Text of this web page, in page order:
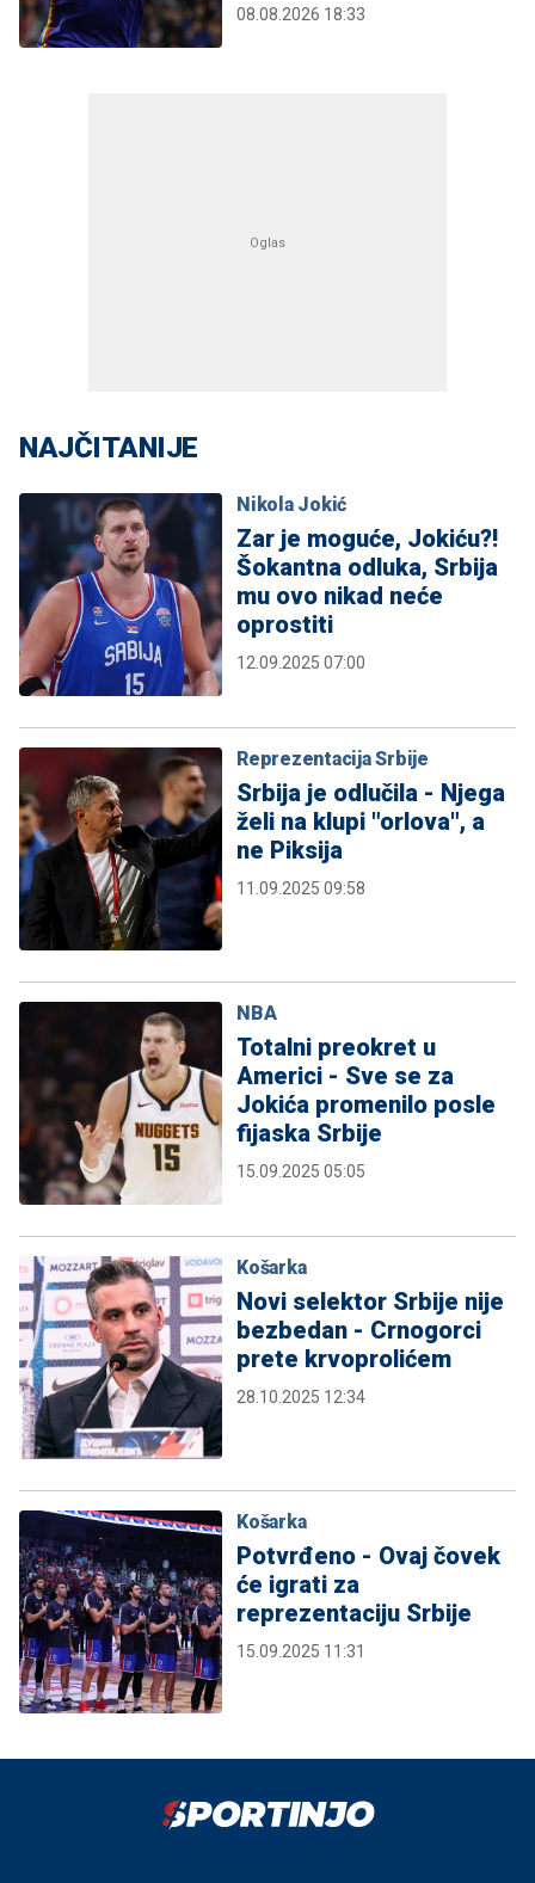
08.08.2026 18:33
NAJČITANIJE
Nikola Jokić
Zar je moguće, Jokiću?!
Šokantna odluka, Srbija
mu ovo nikad neće
oprostiti
12.09.2025 07:00
Reprezentacija Srbije
Srbija je odlučila - Njega
želi na klupi "orlova", a
ne Piksija
11.09.2025 09:58
NBA
Totalni preokret u
Americi - Sve se za
Jokića promenilo posle
fijaska Srbije
15.09.2025 05:05
Košarka
Novi selektor Srbije nije
bezbedan - Crnogorci
prete krvoprolićem
28.10.2025 12:34
Košarka
Potvrđeno - Ovaj čovek
će igrati za
reprezentaciju Srbije
15.09.2025 11:31